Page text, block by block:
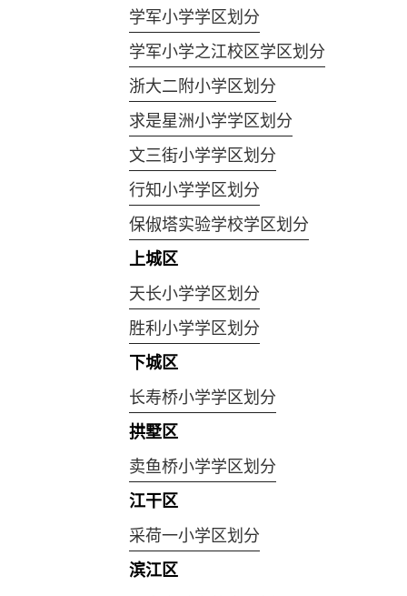
学军小学学区划分
学军小学之江校区学区划分
浙大二附小学区划分
求是星洲小学学区划分
文三街小学学区划分
行知小学学区划分
保俶塔实验学校学区划分
上城区
天长小学学区划分
胜利小学学区划分
下城区
长寿桥小学学区划分
拱墅区
卖鱼桥小学学区划分
江干区
采荷一小学区划分
滨江区